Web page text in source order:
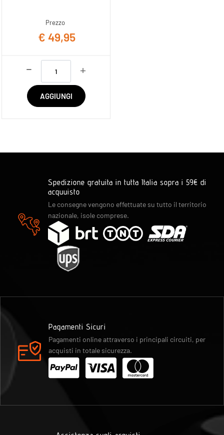
Prezzo
€ 49,95
AGGIUNGI
Spedizione gratuita in tutta Italia sopra i 59€ di
acquuisto
Le consegne vengono effettuate su tutto il territorio
nazionale, isole comprese.
Pagamenti Sicuri
Pagamenti online attraverso i principali circuiti, per
acquisti in totale sicurezza.